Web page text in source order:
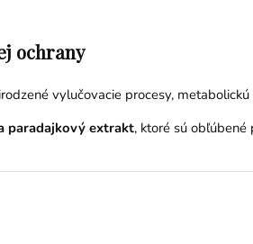
ochrany
vylučovacie procesy,
paradajkový extrakt, ktoré sú obľúbené